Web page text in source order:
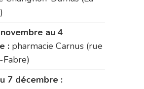
au 4
: pharmacie Carnus (rue
7 décembre :